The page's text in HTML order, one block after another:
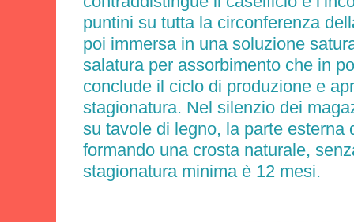
puntini su tutta la circonferenza
poi immersa in una soluzione
salatura per assorbimento che in
conclude il ciclo di produzione e
stagionatura. Nel silenzio dei
su tavole di legno, la parte esterna
formando una crosta naturale,
stagionatura minima è 12 mesi.